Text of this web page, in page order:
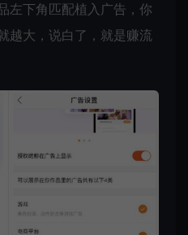
左下角匹配植入广告，你
越大，说白了，就是赚流